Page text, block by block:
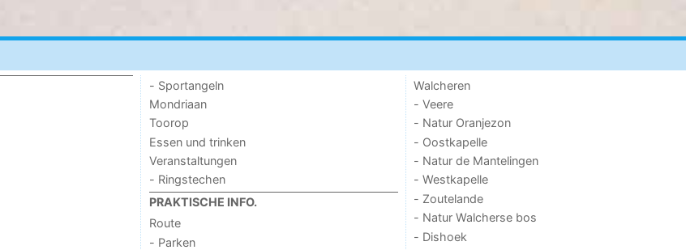
- Sportangeln
Mondriaan
Toorop
Essen und trinken
Veranstaltungen
- Ringstechen
PRAKTISCHE INFO.
Route
- Parken
Walcheren
- Veere
- Natur Oranjezon
- Oostkapelle
- Natur de Mantelingen
- Westkapelle
- Zoutelande
- Natur Walcherse bos
- Dishoek